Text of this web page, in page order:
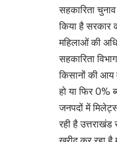
सहकारिता
किया है सरकार
महिलाओं की
सहकारिता
किसानों की आय
हो या फिर 0%
जनपदों में
रही है